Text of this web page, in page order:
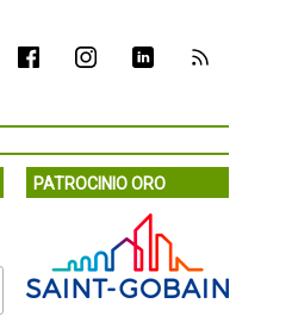
PATROCINIO ORO